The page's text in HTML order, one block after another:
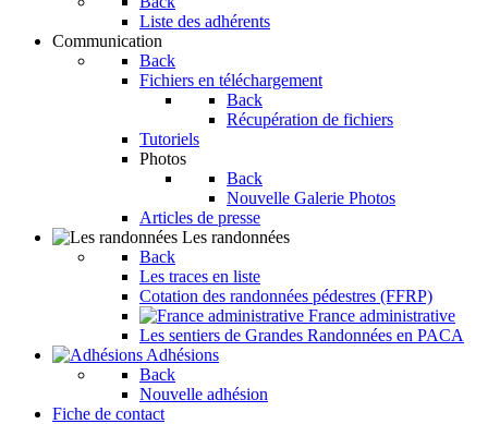
Liste des adhérents
Communication
Back
Fichiers en téléchargement
Back
Récupération de fichiers
Tutoriels
Photos
Back
Nouvelle Galerie Photos
Articles de presse
Les randonnées
Back
Les traces en liste
Cotation des randonnées pédestres (FFRP)
France administrative
Les sentiers de Grandes Randonnées en PACA
Adhésions
Back
Nouvelle adhésion
Fiche de contact